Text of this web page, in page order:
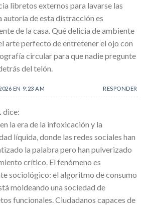
libretos externos para lavarse las
autoría de esta distracción es
de la casa. Qué delicia de ambiente
arte perfecto de entretener el ojo con
circular para que nadie pregunte
del telón.
EN 9:23 AM RESPONDER
dice:
la era de la infoxicación y la
líquida, donde las redes sociales han
la palabra pero han pulverizado
crítico. El fenómeno es
sociológico: el algoritmo de consumo
moldeando una sociedad de
funcionales. Ciudadanos capaces de